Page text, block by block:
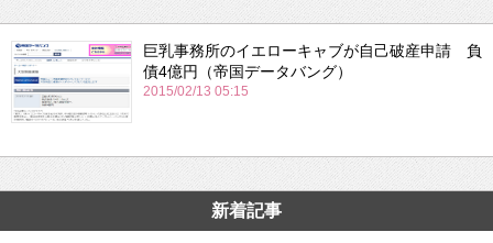
巨乳事務所のイエローキャブが自己破産申請 負
債4億円（帝国データバング）
2015/02/13 05:15
新着記事